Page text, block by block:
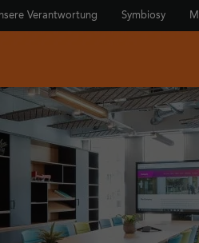
Verantwortung Symbiosy